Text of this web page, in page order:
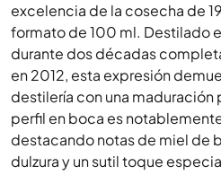
excelencia de la cosecha de
formato de 100 ml. Destilado
durante dos décadas
en 2012, esta expresión
destilería con una maduración
perfil en boca es
destacando notas de miel de
dulzura y un sutil toque